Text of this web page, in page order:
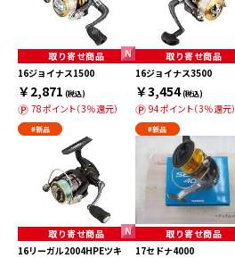
取り寄せ商品
16ジョイナス1500
￥2,871 (税込)
78ポイント（3％還元）
#新品
取り寄せ商品
16ジョイナス3500
￥3,454(税込)
94ポイント（3％還元）
#新品
取り寄せ商品
16リーガル2004HPEツキ
取り寄せ商品
17セドナ4000